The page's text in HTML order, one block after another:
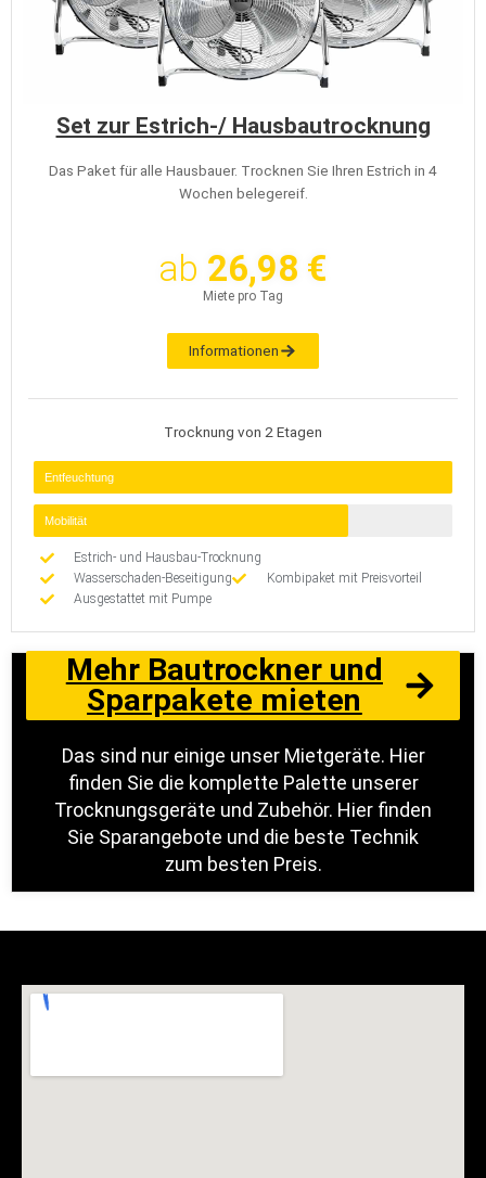
Set zur Estrich-/ Hausbautrocknung
Das Paket für alle Hausbauer. Trocknen Sie Ihren Estrich in 4
Wochen belegereif.
ab 26,98 €
Miete pro Tag
Informationen
Trocknung von 2 Etagen
Entfeuchtung
Mobilität
Estrich- und Hausbau-Trocknung
Wasserschaden-Beseitigung
Kombipaket mit Preisvorteil
Ausgestattet mit Pumpe
Mehr Bautrockner und
Sparpakete mieten
Das sind nur einige unser Mietgeräte. Hier
finden Sie die komplette Palette unserer
Trocknungsgeräte und Zubehör. Hier finden
Sie Sparangebote und die beste Technik
zum besten Preis.